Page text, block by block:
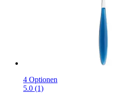
4 Optionen
5.0 (1)